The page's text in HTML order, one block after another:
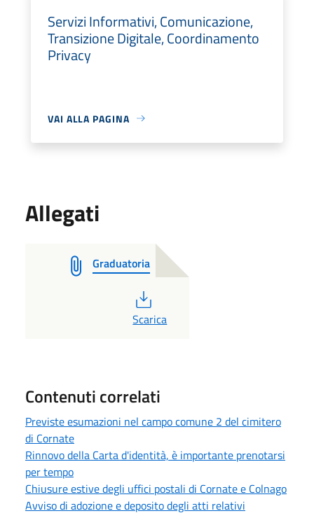
Servizi Informativi, Comunicazione,
Transizione Digitale, Coordinamento
Privacy
VAI ALLA PAGINA
Allegati
Graduatoria
PDF
Scarica
Contenuti correlati
Previste esumazioni nel campo comune 2 del cimitero
di Cornate
Rinnovo della Carta d'identità, è importante prenotarsi
per tempo
Chiusure estive degli uffici postali di Cornate e Colnago
Avviso di adozione e deposito degli atti relativi